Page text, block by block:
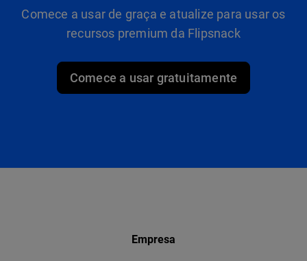
Comece a usar de graça e atualize para usar os
recursos premium da Flipsnack
Comece a usar gratuitamente
Empresa